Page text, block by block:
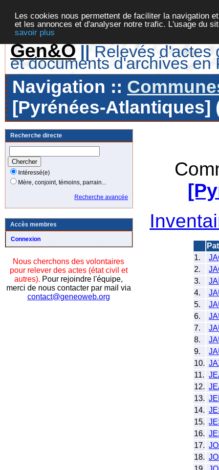
Les cookies nous permettent de faciliter la navigation
et les annonces et d'analyser notre trafic. L'usage du
savoir plus
Gen&O || Relevés d'actes
et documents d'archives en
Navigation ::
[Pyrénées-Atlantiques]
Recherche directe
Intéressé(e)
Mère, conjoint, témoins, parrain...
Recherche avancée
Accès membres
Connexion
Nous cherchons des volontaires
pour relever des actes (état civil et
autres). Pour rejoindre l'équipe,
merci de nous contacter par mail via
contact@geneoweb.org
1.
2.
3.
4.
5.
6.
7.
8.
9.
10.
11.
12.
13.
14.
15.
16.
17.
18.